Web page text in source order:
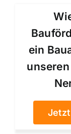
ein